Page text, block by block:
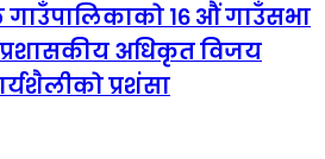
१६ औं गाउँसभा
अधिकृत विजय
प्रशंसा